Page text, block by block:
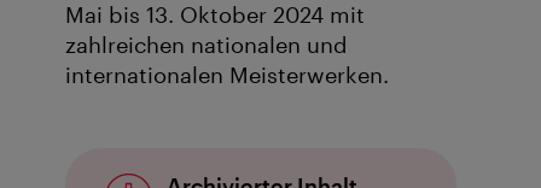
Mai bis 13. Oktober 2024 mit
zahlreichen nationalen und
internationalen Meisterwerken.